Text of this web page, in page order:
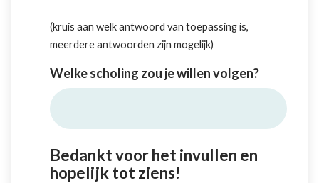
(kruis aan welk antwoord van toepassing is,
meerdere antwoorden zijn mogelijk)
Welke scholing zou je willen volgen?
Bedankt voor het invullen en
hopelijk tot ziens!